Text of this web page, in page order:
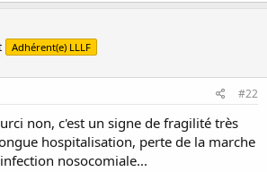
Adhérent(e) LLLF
#22
non, c'est un signe de fragilité très
hospitalisation, perte de la marche
nosocomiale...